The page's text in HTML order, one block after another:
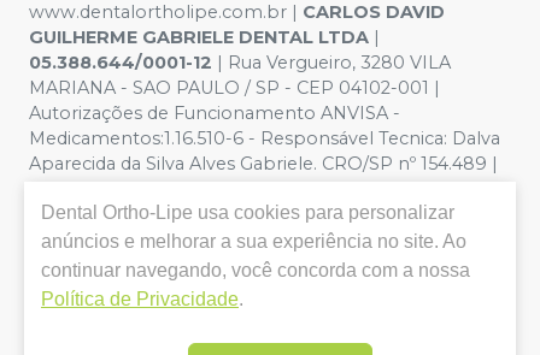
www.dentalortholipe.com.br | CARLOS DAVID
GUILHERME GABRIELE DENTAL LTDA
05.388.644/0001-12 | Rua Vergueiro, 3280 VILA
MARIANA - SAO PAULO / SP - CEP 04102-001 |
Autorizações de Funcionamento ANVISA -
Medicamentos:1.16.510-6 - Responsável Tecnica: Dalva
Aparecida da Silva Alves Gabriele. CRO/SP nº 154.489 |
ilustrativas - Os preços e condições da loja virtual estão
sujeitos a alterações. Em caso de divergência de preços
no site, o valor válido é o do Carrinho de Compra. Não
vendemos por atacado, por isso nos reservamos o
Dental Ortho-Lipe usa cookies para personalizar
anúncios e melhorar a sua experiência no site. Ao
continuar navegando, você concorda com a nossa
Política de Privacidade.